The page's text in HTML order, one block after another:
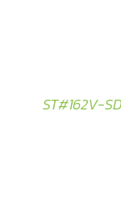
ST#162V-SD